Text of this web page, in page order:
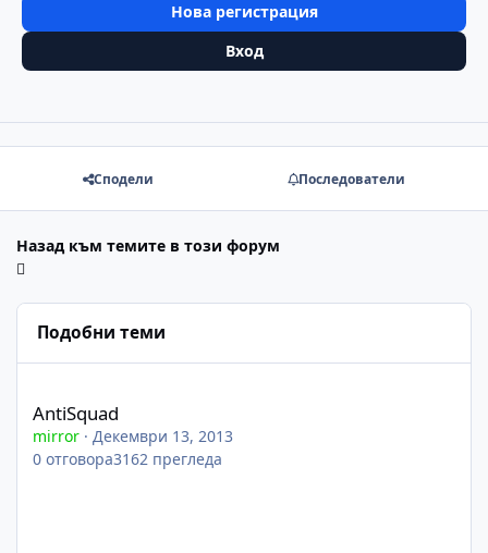
Нова регистрация
Вход
Сподели Последователи
Назад към темите в този форум
Подобни теми
AntiSquad
mirror · Декември 13, 2013
0 отговора3162 прегледа